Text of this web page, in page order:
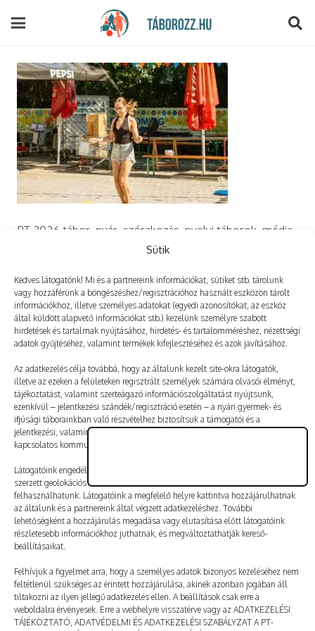
Sütik
Kedves látogatónk! Mi és a partnereink információkat, sütiket stb. tárolunk
vagy hozzáférünk a böngészéshez/regisztrációhoz használt eszközön tárolt
információkhoz, illetve személyes adatokat (egyedi azonosítókat, az eszköz
által küldött alapvető információkat stb.) kezelünk személyre szabott
hirdetések és tartalmak nyújtásához, hirdetés- és tartalomméréshez, nézettségi
adatok gyűjtéséhez, valamint termékek kifejlesztéséhez és azok javításához.
Az adatkezelés célja továbbá, hogy az általunk kezelt site-okra látogatók,
illetve az ezeken a felületeken regisztrált személyek számára olvasói élményt,
tájékoztatást, valamint szerteágazó információszolgáltatást nyújtsunk,
ezenkívül – jelentkezési szándék/regisztráció esetén – a nyári gyermek- és
ifjúsági táborainkban való részvételhez biztosítsuk a támogatói és a
jelentkezési, valamint a számlázási feltételeket és a táborszervezéssel
kapcsolatos kommunikációt.
Látogatóink engedélyével mi és a partnereink eszközleolvasásos módszerrel
szerzett geolokációs adatokat és azonosítási információkat is
felhasználhatunk. Látogatóink a megfelelő helyre kattintva hozzájárulhatnak
az általunk és a partnereink által végzett adatkezeléshez. További
lehetőségként a hozzájárulás megadása vagy elutasítása előtt látogatóink
részletesebb információkhoz juthatnak, és megváltoztathatják kereső-
beállításaikat.
Felhívjuk a figyelmet arra, hogy a személyes adatok bizonyos kezeléséhez nem
feltétlenül szükséges az érintett hozzájárulása, akinek azonban jogában áll
tiltakozni az ilyen jellegű adatkezelés ellen. A beállítások csak erre a
weboldalra érvényesek. Erre a webhelyre visszatérve vagy az ADATKEZELÉSI
TÁJÉKOZTATÓ, ADATVÉDELMI ÉS ADATKEZELÉSI SZABÁLYZAT A PT-
PT 2026 tábor, nyár, szórakozás, nyelvi táborok, média,
film, robotika, angoltábor, fotós tábor, sporttábor,
Vélemény, hozzászólás?
Az e-mail-címet nem tesszük közzé. A kötelező mezőket
*karakterrel jelöltük
A nevem, e-mail-címem, és weboldalcímem mentése
a böngészőben a következő hozzászólásomhoz.